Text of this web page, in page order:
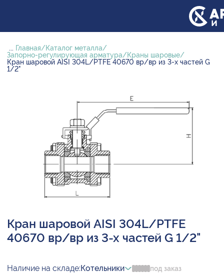
... Главная
Каталог металла
Запорно-регулирующая арматура
Краны шаровые
Кран шаровой AISI 304L/PTFE 40670 вр/вр из 3-х частей G
1/2"
Кран шаровой AISI 304L/PTFE
40670 вр/вр из 3-х частей G 1/2"
Наличие на складе:Котельники под заказ